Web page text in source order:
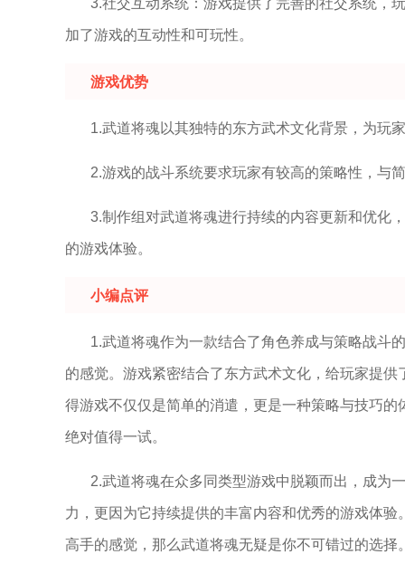
3.社交互动系统：游戏提供了完善的社交系统，
加了游戏的互动性和可玩性。
游戏优势
1.武道将魂以其独特的东方武术文化背景，为玩
2.游戏的战斗系统要求玩家有较高的策略性，与
3.制作组对武道将魂进行持续的内容更新和优化
的游戏体验。
小编点评
1.武道将魂作为一款结合了角色养成与策略战斗
的感觉。游戏紧密结合了东方武术文化，给玩家提
得游戏不仅仅是简单的消遣，更是一种策略与技巧
绝对值得一试。
2.武道将魂在众多同类型游戏中脱颖而出，成为
力，更因为它持续提供的丰富内容和优秀的游戏体
高手的感觉，那么武道将魂无疑是你不可错过的选择